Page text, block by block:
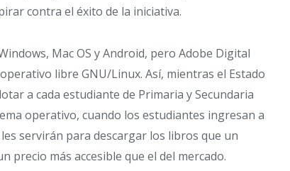
contra el éxito de la iniciativa.
Mac OS y Android, pero Adobe Digital
libre GNU/Linux. Así, mientras el Estado
a cada estudiante de Primaria y Secundaria
operativo, cuando los estudiantes ingresan a
servirán para descargar los libros que un
precio más accesible que el del mercado.